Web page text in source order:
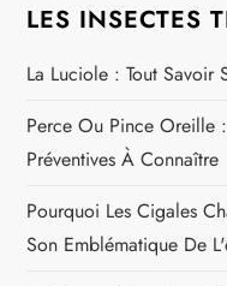
a
t
i
o
n
LES INSECTES
La Luciole : Tout Savoir
Perce Ou Pince Oreille
Préventives À Connaître
Pourquoi Les Cigales
Son Emblématique De